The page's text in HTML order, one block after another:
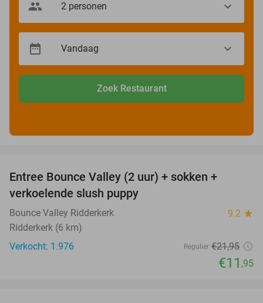
Zoek Restaurant
Entree Bounce Valley (2 uur) + sokken +
verkoelende slush puppy
Bounce Valley Ridderkerk 9.2 star
Ridderkerk (6 km)
Verkocht: 1.976
Regulier €21,95
€11 ,95